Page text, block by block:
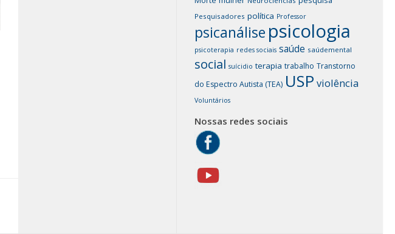
Pesquisadores política Professor
psicanálise psicologia
psicoterapia redes sociais saúde saúdemental
social suícidio terapia trabalho Transtorno
do Espectro Autista (TEA) USP violência
Voluntários
Nossas redes sociais